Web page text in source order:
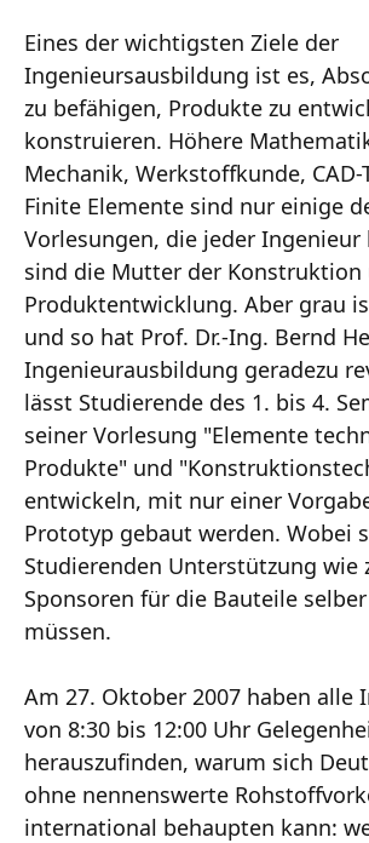
Eines der wichtigsten Ziele der
Ingenieursausbildung ist es,
zu befähigen, Produkte zu
konstruieren. Höhere
Mechanik, Werkstoffkunde,
Finite Elemente sind nur einige
Vorlesungen, die jeder Ingenieur
sind die Mutter der Konstruktion
Produktentwicklung. Aber grau
und so hat Prof. Dr.-Ing. Bernd
Ingenieurausbildung geradezu
lässt Studierende des 1. bis 4.
seiner Vorlesung "Elemente
Produkte" und
entwickeln, mit nur einer
Prototyp gebaut werden. Wobei
Studierenden Unterstützung wie
Sponsoren für die Bauteile
müssen.
Am 27. Oktober 2007 haben alle
von 8:30 bis 12:00 Uhr
herauszufinden, warum sich
ohne nennenswerte
international behaupten kann: